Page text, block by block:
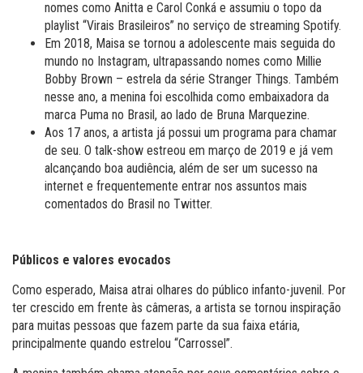
nomes como Anitta e Carol Conká e assumiu o topo da
playlist “Virais Brasileiros” no serviço de streaming Spotify.
Em 2018, Maisa se tornou a adolescente mais seguida do
mundo no Instagram, ultrapassando nomes como Millie
Bobby Brown – estrela da série Stranger Things. Também
nesse ano, a menina foi escolhida como embaixadora da
marca Puma no Brasil, ao lado de Bruna Marquezine.
Aos 17 anos, a artista já possui um programa para chamar
de seu. O talk-show estreou em março de 2019 e já vem
alcançando boa audiência, além de ser um sucesso na
internet e frequentemente entrar nos assuntos mais
comentados do Brasil no Twitter.
Públicos e valores evocados
Como esperado, Maisa atrai olhares do público infanto-juvenil. Por
ter crescido em frente às câmeras, a artista se tornou inspiração
para muitas pessoas que fazem parte da sua faixa etária,
principalmente quando estrelou “Carrossel”.